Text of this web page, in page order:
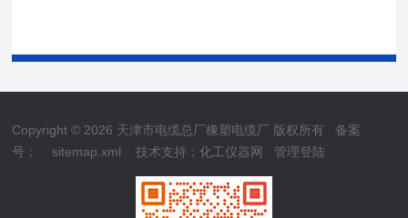
Copyright © 2026 天津市电缆总厂橡塑电缆厂 版权所有 备案
号：
sitemap.xml 技术支持：化工仪器网 管理登陆